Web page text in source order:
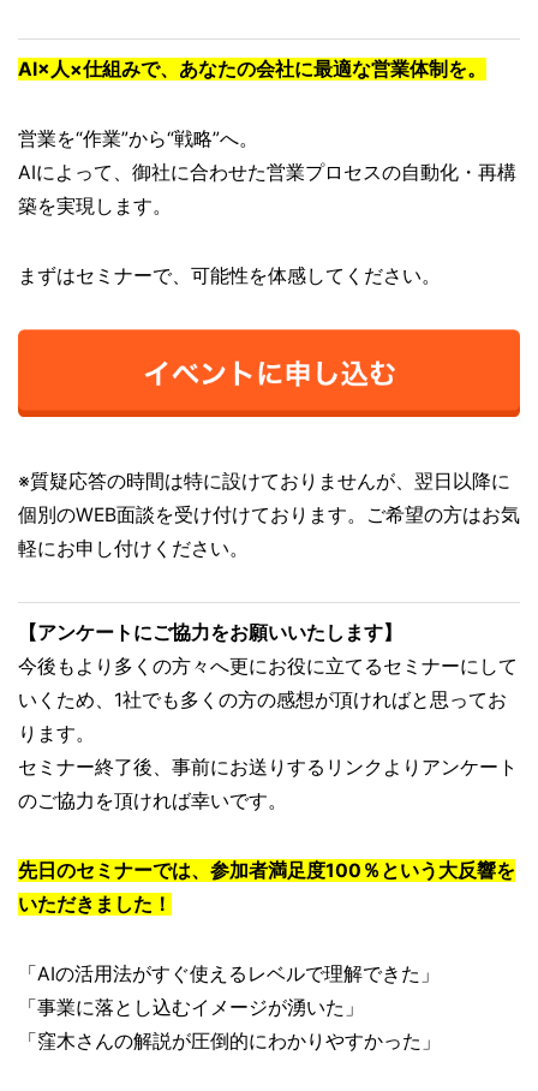
AI×人×仕組みで、あなたの会社に最適な営業体制を。
営業を“作業”から“戦略”へ。
AIによって、御社に合わせた営業プロセスの自動化・再構
築を実現します。
まずはセミナーで、可能性を体感してください。
※質疑応答の時間は特に設けておりませんが、翌日以降に
個別のWEB面談を受け付けております。ご希望の方はお気
軽にお申し付けください。
【アンケートにご協力をお願いいたします】
今後もより多くの方々へ更にお役に立てるセミナーにして
いくため、1社でも多くの方の感想が頂ければと思ってお
ります。
セミナー終了後、事前にお送りするリンクよりアンケート
のご協力を頂ければ幸いです。
先日のセミナーでは、参加者満足度100％という大反響を
いただきました！
「AIの活用法がすぐ使えるレベルで理解できた」
「事業に落とし込むイメージが湧いた」
「窪木さんの解説が圧倒的にわかりやすかった」